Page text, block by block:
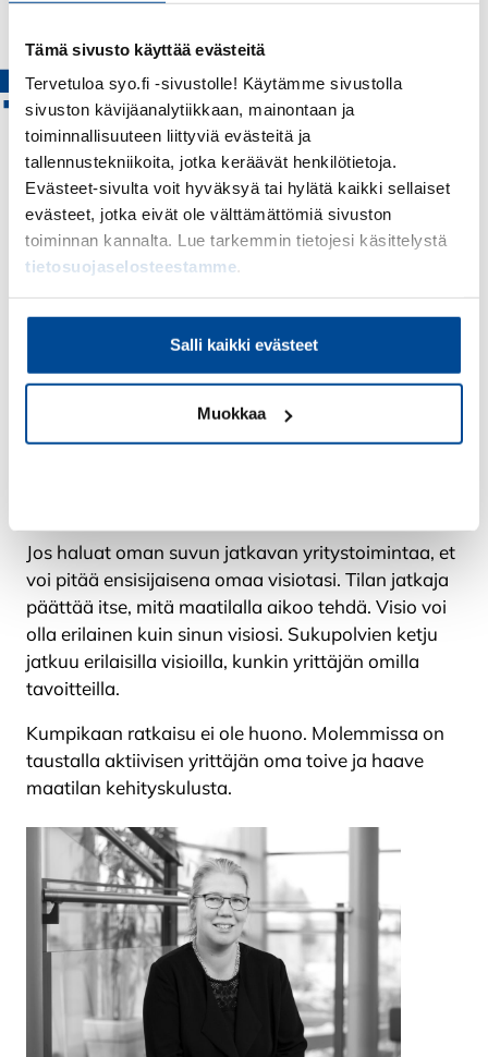
Tämä sivusto käyttää evästeitä
Tervetuloa syo.fi -sivustolle! Käytämme sivustolla
sivuston kävijäanalytiikkaan, mainontaan ja
toiminnallisuuteen liittyviä evästeitä ja
tallennustekniikoita, jotka keräävät henkilötietoja.
Evästeet-sivulta voit hyväksyä tai hylätä kaikki sellaiset
evästeet, jotka eivät ole välttämättömiä sivuston
toiminnan kannalta. Lue tarkemmin tietojesi käsittelystä
tietosuojaselosteestamme.
Salli kaikki evästeet
Muokkaa
Tarkoittaako tilan jatkaminen
saman tuotannon jatkumista
hamaan tappiin vai millä
perusteella yrittäjä voi muuttaa
suuntaa?
Haaveiden valinnan edessä
On hyvä pohtia oma visio ja sitoutua siihen myös
tilasta luopumisen hetkellä. Jos haluat oman
kehittämistoimintasi jatkavan samalla kaavalla,
sellaisen yritystoiminnan jatkajan, joka on valmis
Jos haluat oman suvun jatkavan yritystoimintaa, et
voi pitää ensisijaisena omaa visiotasi. Tilan jatkaja
päättää itse, mitä maatilalla aikoo tehdä. Visio voi
olla erilainen kuin sinun visiosi. Sukupolvien ketju
jatkuu erilaisilla visioilla, kunkin yrittäjän omilla
tavoitteilla.
Kumpikaan ratkaisu ei ole huono. Molemmissa on
taustalla aktiivisen yrittäjän oma toive ja haave
maatilan kehityskulusta.